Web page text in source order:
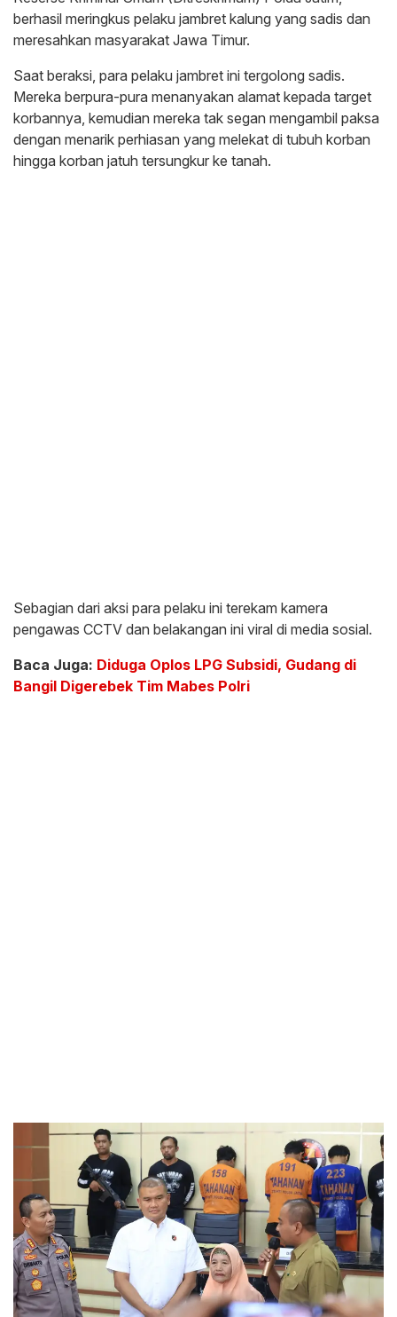
berhasil meringkus pelaku jambret kalung yang sadis dan
meresahkan masyarakat Jawa Timur.
Saat beraksi, para pelaku jambret ini tergolong sadis.
Mereka berpura-pura menanyakan alamat kepada target
korbannya, kemudian mereka tak segan mengambil paksa
dengan menarik perhiasan yang melekat di tubuh korban
hingga korban jatuh tersungkur ke tanah.
Sebagian dari aksi para pelaku ini terekam kamera
pengawas CCTV dan belakangan ini viral di media sosial.
Baca Juga: Diduga Oplos LPG Subsidi, Gudang di
Bangil Digerebek Tim Mabes Polri